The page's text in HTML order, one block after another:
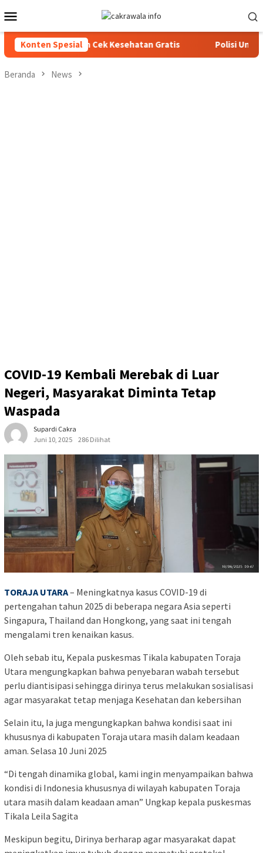
ke
kontenMobile
Konten Spesial
dan Cek Kesehatan Gratis Polisi Ungkap
Beranda News
COVID-19 Kembali Merebak di Luar
Negeri, Masyarakat Diminta Tetap
Waspada
Supardi Cakra
Juni 10, 2025
286 Dilihat
TORAJA UTARA– Meningkatnya kasus COVID-19 di
pertengahan tahun 2025 di beberapa negara Asia seperti
Singapura, Thailand dan Hongkong, yang saat ini tengah
mengalami tren kenaikan kasus.
Oleh sebab itu, Kepala puskesmas Tikala kabupaten Toraja
Utara mengungkapkan bahwa penyebaran wabah tersebut
perlu diantisipasi sehingga dirinya terus melakukan sosialisasi
agar masyarakat tetap menjaga Kesehatan dan kebersihan
Selain itu, Ia juga mengungkapkan bahwa kondisi saat ini
khususnya di kabupaten Toraja utara masih dalam keadaan
aman. Selasa 10 Juni 2025
“Di tengah dinamika global, kami ingin menyampaikan bahwa
kondisi di Indonesia khususnya di wilayah kabupaten Toraja
utara masih dalam keadaan aman” Ungkap kepala puskesmas
Tikala Leila Sagita
Meskipun begitu, Dirinya berharap agar masyarakat dapat